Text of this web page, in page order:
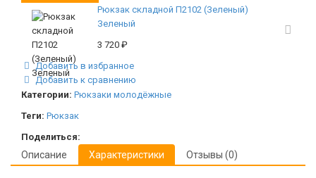
Рюкзак складной П2102 (Зеленый)
Зеленый
3 720 ₽
Добавить в избранное
Добавить к сравнению
Категории: Рюкзаки молодёжные
Теги: Рюкзак
Поделиться:
Описание Характеристики Отзывы (0)